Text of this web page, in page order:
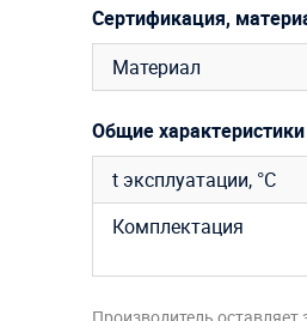
Сертификация,
Материал
Общие характеристики
t эксплуатации, °C
Комплектация